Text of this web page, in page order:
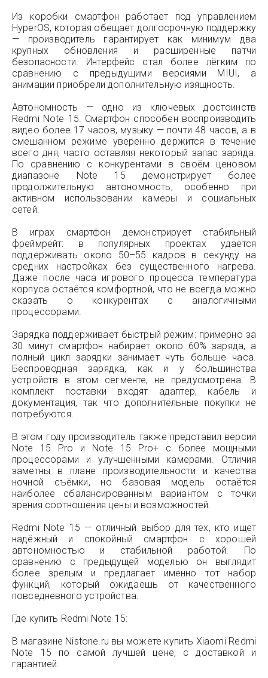
Из коробки смартфон работает под управлением
HyperOS, которая обещает долгосрочную поддержку
— производитель гарантирует как минимум два
крупных обновления и расширенные патчи
безопасности. Интерфейс стал более лёгким по
сравнению с предыдущими версиями MIUI, а
анимации приобрели дополнительную изящность.
Автономность — одно из ключевых достоинств
Redmi Note 15. Смартфон способен воспроизводить
видео более 17 часов, музыку — почти 48 часов, а в
смешанном режиме уверенно держится в течение
всего дня, часто оставляя некоторый запас заряда.
По сравнению с конкурентами в своём ценовом
диапазоне Note 15 демонстрирует более
продолжительную автономность, особенно при
активном использовании камеры и социальных
сетей.
В играх смартфон демонстрирует стабильный
фреймрейт: в популярных проектах удаётся
поддерживать около 50–55 кадров в секунду на
средних настройках без существенного нагрева.
Даже после часа игрового процесса температура
корпуса остаётся комфортной, что не всегда можно
сказать о конкурентах с аналогичными
процессорами.
Зарядка поддерживает быстрый режим: примерно за
30 минут смартфон набирает около 60% заряда, а
полный цикл зарядки занимает чуть больше часа.
Беспроводная зарядка, как и у большинства
устройств в этом сегменте, не предусмотрена. В
комплект поставки входят адаптер, кабель и
документация, так что дополнительные покупки не
потребуются.
В этом году производитель также представил версии
Note 15 Pro и Note 15 Pro+ с более мощными
процессорами и улучшенными камерами. Отличия
заметны в плане производительности и качества
ночной съёмки, но базовая модель остаётся
наиболее сбалансированным вариантом с точки
зрения соотношения цены и возможностей.
Redmi Note 15 — отличный выбор для тех, кто ищет
надёжный и спокойный смартфон с хорошей
автономностью и стабильной работой. По
сравнению с предыдущей моделью он выглядит
более зрелым и предлагает именно тот набор
функций, который ожидаешь от качественного
повседневного устройства.
Где купить Redmi Note 15:
В магазине Nistone.ru вы можете купить Xiaomi Redmi
Note 15 по самой лучшей цене, с доставкой и
гарантией.